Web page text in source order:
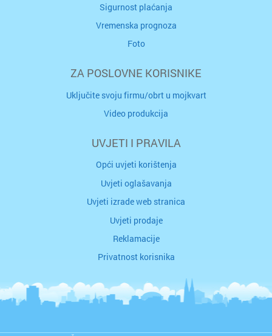
Sigurnost plaćanja
Vremenska prognoza
Foto
ZA POSLOVNE KORISNIKE
Uključite svoju firmu/obrt u mojkvart
Video produkcija
UVJETI I PRAVILA
Opći uvjeti korištenja
Uvjeti oglašavanja
Uvjeti izrade web stranica
Uvjeti prodaje
Reklamacije
Privatnost korisnika